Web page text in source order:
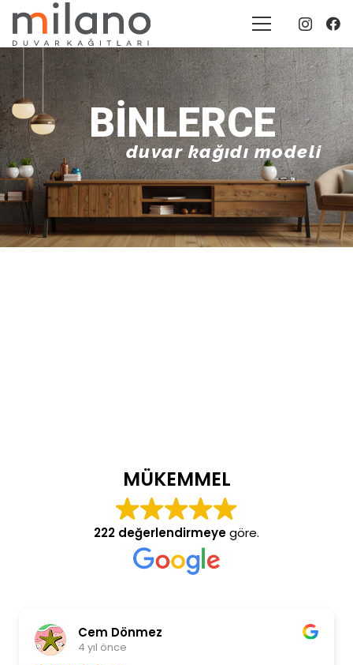
BINLERCE
duvar kağıdı modeli
MÜKEMMEL
222 değerlendirmeyegöre.
Cem Dönmez
4 yıl önce